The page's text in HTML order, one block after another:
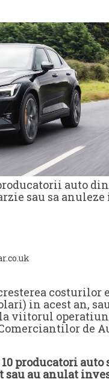
auto
sau sa
in acest an,
viitorul
de
producatori
au anulat